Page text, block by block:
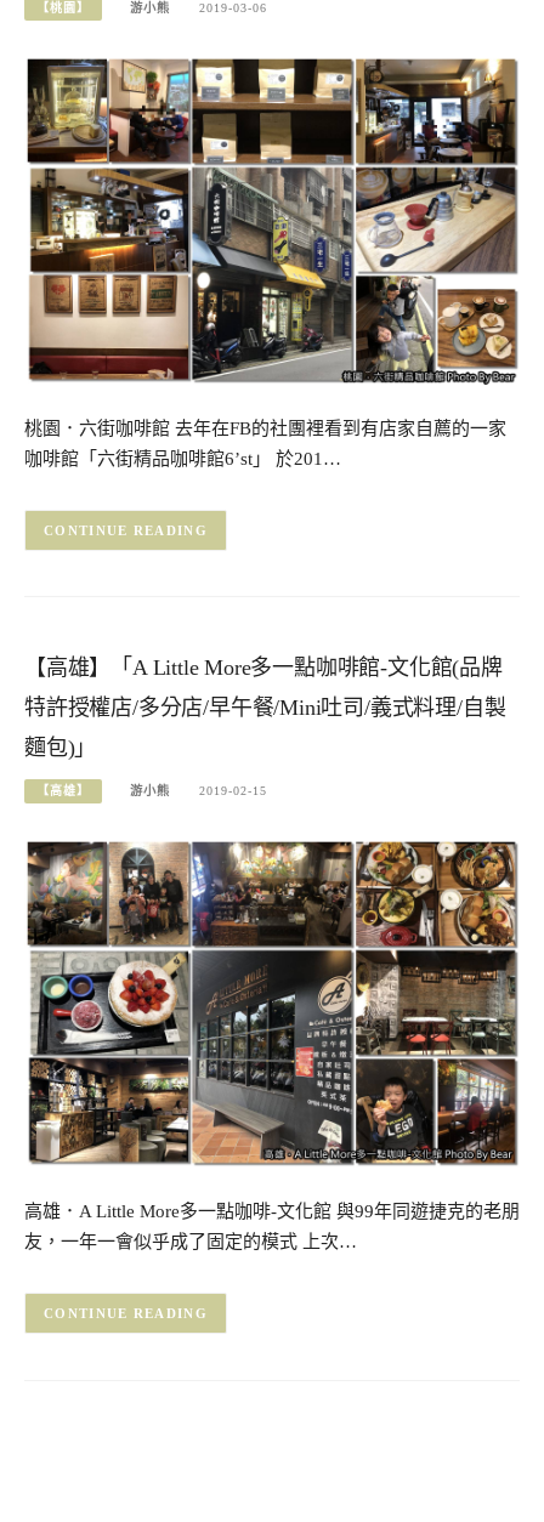
【桃園】 游小熊 2019-03-06
桃園．六街咖啡館 去年在FB的社團裡看到有店家自薦的一家
咖啡館「六街精品咖啡館6’st」 於201…
CONTINUE READING
【高雄】「A Little More多一點咖啡館-文化館(品牌
特許授權店/多分店/早午餐/Mini吐司/義式料理/自製
麵包)」
【高雄】 游小熊 2019-02-15
高雄．A Little More多一點咖啡-文化館 與99年同遊捷克的老朋
友，一年一會似乎成了固定的模式 上次…
CONTINUE READING